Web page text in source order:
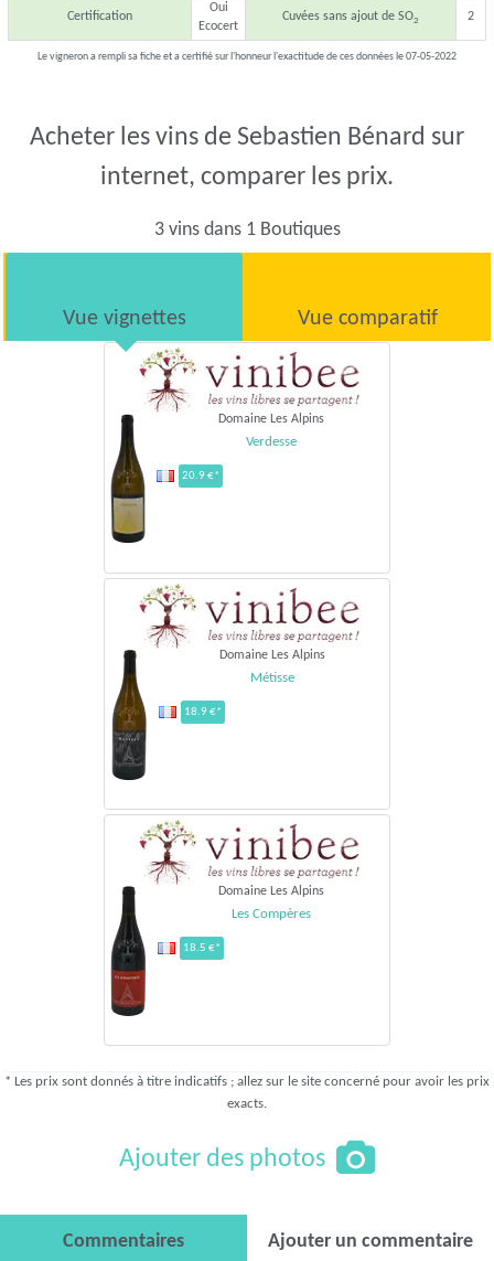
Certification
Oui
Ecocert
Cuvées sans ajout de SO2 2
Le vigneron a rempli sa fiche et a certifié sur l'honneur l'exactitude de ces données le 07-05-2022
Acheter les vins de Sebastien Bénard sur
internet, comparer les prix.
3 vins dans 1 Boutiques
Vue vignettes Vue comparatif
Domaine Les Alpins
Verdesse
20.9 €*
Domaine Les Alpins
Métisse
18.9 €*
Domaine Les Alpins
Les Compères
18.5 €*
* Les prix sont donnés à titre indicatifs ; allez sur le site concerné pour avoir les prix
exacts.
Ajouter des photos
Commentaires Ajouter un commentaire